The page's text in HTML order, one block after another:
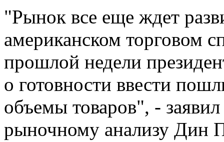
"Рынок все еще ждет
американском торговом
прошлой недели
о готовности ввести
объемы товаров", -
рыночному анализу Дин